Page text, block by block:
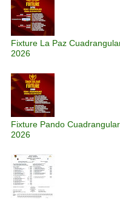
Fixture La Paz
2026
Fixture Pando
2026